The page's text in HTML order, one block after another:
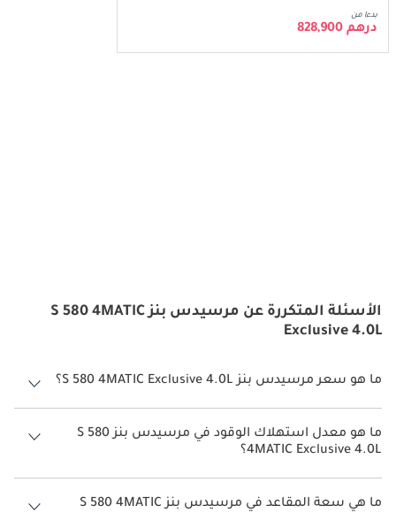
بدءا من
درهم 828,900
الأسئلة المتكررة عن مرسيدس بنز S 580 4MATIC
Exclusive 4.0L
ما هو سعر مرسيدس بنز S 580 4MATIC Exclusive 4.0L؟
سعر مرسيدس بنز S 580 4MATIC Exclusive 4.0L هو درهم 754,900.
ما هو معدل استهلاك الوقود في مرسيدس بنز S 580
4MATIC Exclusive 4.0L؟
يبلغ معدل استهلاك الوقود المقترح من الشركة المصنعة لسيارة مرسيدس
بنز S 580 2026 من 7 كم/ليتر - 9 كم/ليتر.
ما هي سعة المقاعد في مرسيدس بنز S 580 4MATIC